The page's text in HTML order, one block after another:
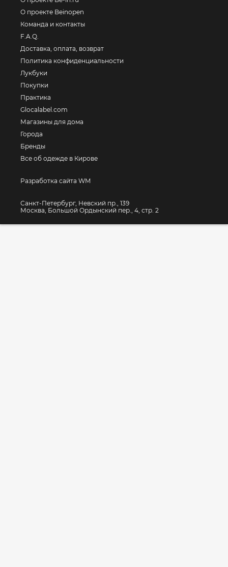
О проекте Beinopen
Команда и контакты
F.A.Q.
Доставка, оплата, возврат
Политика конфиденциальности
Лукбуки
Покупки
Практика
Glocalabel.com
Магазины для дома
Города
Бренды
Все об одежде в Кирове
Разработка сайта WM
Санкт-Петербург, Невский пр., 139
Москва, Большой Ордынский пер., 4, стр. 2